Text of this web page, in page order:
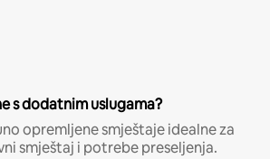
s dodatnim uslugama?
opremljene smještaje idealne za
smještaj i potrebe preseljenja.